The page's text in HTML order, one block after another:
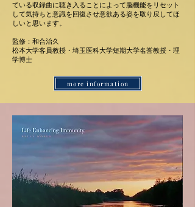
ている収録曲に聴き入ることによって脳機能をリセット
して気持ちと意識を回復させ意欲ある姿を取り戻してほ
しいと思います。
監修：和合治久
松本大学客員教授・埼玉医科大学短期大学名誉教授・理
学博士
more information